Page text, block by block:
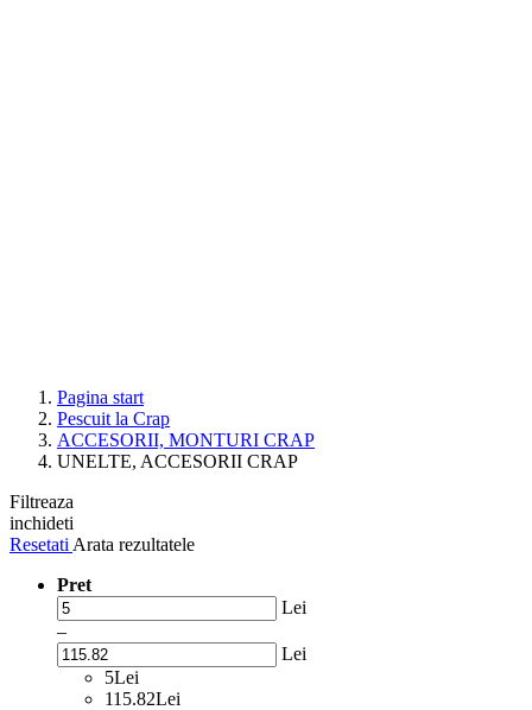
Pagina start
Pescuit la Crap
ACCESORII, MONTURI CRAP
UNELTE, ACCESORII CRAP
Filtreaza
inchideti
Resetati Arata rezultatele
Pret
Lei
–
Lei
5Lei
115.82Lei